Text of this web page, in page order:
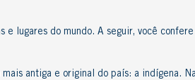
e lugares do mundo. A seguir, você
antiga e original do país: a indígena.